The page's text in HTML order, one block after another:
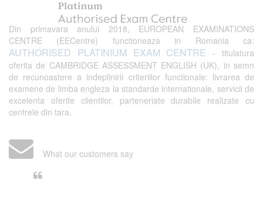
Din primavara anului 2018, EUROPEAN EXAMINATIONS
CENTRE (EECentre) functioneaza in Romania ca:
AUTHORISED PLATINIUM EXAM CENTRE - titulatura
oferita de CAMBRIDGE ASSESSMENT ENGLISH (UK), in semn
de recunoastere a indeplinirii criteriilor functionale: livrarea de
examene de limba engleza la standarde internationale, servicii de
excelenta oferite clientilor, parteneriate durabile realizate cu
centrele din tara.
What our customers say